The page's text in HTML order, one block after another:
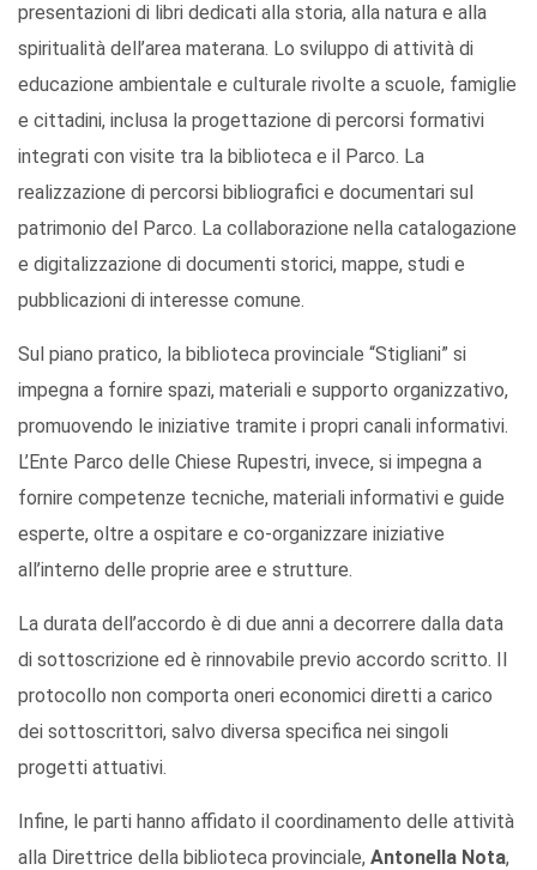
presentazioni di libri dedicati alla storia, alla natura e alla
spiritualità dell’area materana. Lo sviluppo di attività di
educazione ambientale e culturale rivolte a scuole, famiglie
e cittadini, inclusa la progettazione di percorsi formativi
integrati con visite tra la biblioteca e il Parco. La
realizzazione di percorsi bibliografici e documentari sul
patrimonio del Parco. La collaborazione nella catalogazione
e digitalizzazione di documenti storici, mappe, studi e
pubblicazioni di interesse comune.
Sul piano pratico, la biblioteca provinciale “Stigliani” si
impegna a fornire spazi, materiali e supporto organizzativo,
promuovendo le iniziative tramite i propri canali informativi.
L’Ente Parco delle Chiese Rupestri, invece, si impegna a
fornire competenze tecniche, materiali informativi e guide
esperte, oltre a ospitare e co-organizzare iniziative
all’interno delle proprie aree e strutture.
La durata dell’accordo è di due anni a decorrere dalla data
di sottoscrizione ed è rinnovabile previo accordo scritto. Il
protocollo non comporta oneri economici diretti a carico
dei sottoscrittori, salvo diversa specifica nei singoli
progetti attuativi.
Infine, le parti hanno affidato il coordinamento delle attività
alla Direttrice della biblioteca provinciale, Antonella Nota,